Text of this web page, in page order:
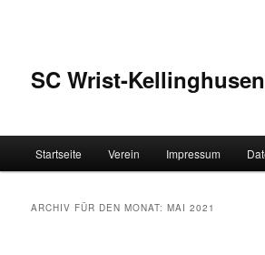
SC Wrist-
Startseite Verein Impressum
ARCHIV FÜR DEN MONAT:MAI 2021